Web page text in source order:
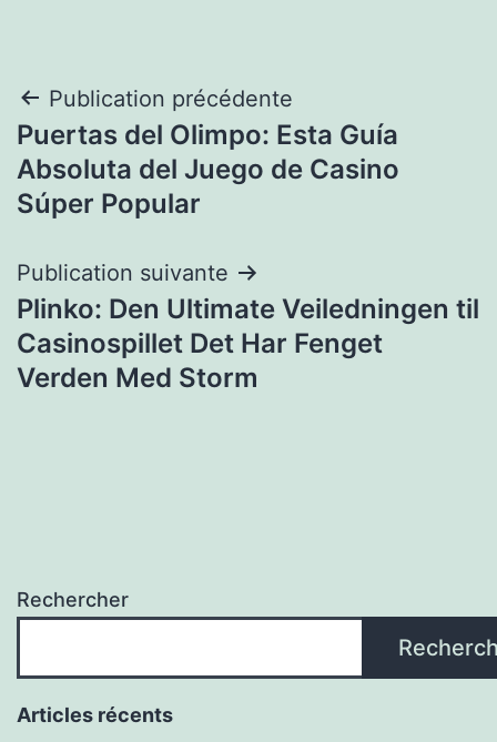
Navigation
de
l’article
Publication précédente
Puertas del Olimpo: Esta Guía
Absoluta del Juego de Casino
Súper Popular
Publication suivante
Plinko: Den Ultimate Veiledningen til
Casinospillet Det Har Fenget
Verden Med Storm
Rechercher
Articles récents